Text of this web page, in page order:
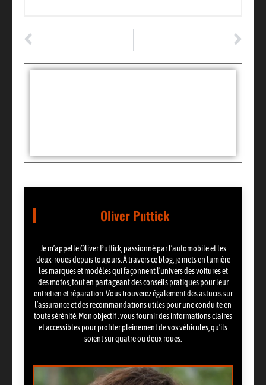
Oliver Puttick
Je m’appelle Oliver Puttick, passionné par l’automobile et les
deux-roues depuis toujours. À travers ce blog, je mets en lumière
les marques et modèles qui façonnent l’univers des voitures et
des motos, tout en partageant des conseils pratiques pour leur
entretien et réparation. Vous trouverez également des astuces sur
l’assurance et des recommandations utiles pour une conduite en
toute sérénité. Mon objectif : vous fournir des informations claires
et accessibles pour profiter pleinement de vos véhicules, qu’ils
soient sur quatre ou deux roues.